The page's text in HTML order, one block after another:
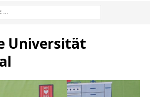
Universität